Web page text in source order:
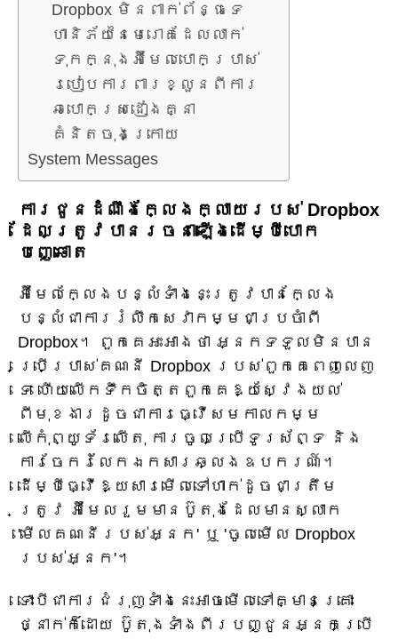
Dropbox មិនពាក់ព័ន្ធទេ
ហានិភ័យនៃមេរោគដែលលាក់
ទុកក្នុងអ៊ីមែលបោកប្រាស់
របៀបការពារខ្លួនពីការ
ឆបោកស្រដៀងគ្នា
គំនិតចុងក្រោយ
System Messages
ការជូនដំណឹងក្លែងក្លាយរបស់ Dropbox
ដែលត្រូវបានរចនាឡើងដើម្បីបោក
បញ្ឆោត
អ៊ីមែលក្លែងបន្លំទាំងនេះត្រូវបានក្លែង
បន្លំជាការរំលឹកសេវាកម្មជាប្រចាំពី
Dropbox។ ពួកគេអះអាងថា អ្នកទទួលមិនបាន
ប្រើប្រាស់គណនី Dropbox របស់ពួកគេពេញលេញ
ទេ ហើយលើកទឹកចិត្តពួកគេឱ្យស្វែងយល់
ពីមុខងារដូចជាការធ្វើសមកាលកម្ម
លើកុំព្យូទ័រលើតុ ការចូលប្រើទូរស័ព្ទ និង
ការចែករំលែកឯកសារឆ្លងឧបករណ៍។
ដើម្បីធ្វើឱ្យសារមើលទៅហាក់ដូចជាត្រឹម
ត្រូវ អ៊ីមែលរួមមានប៊ូតុងដែលមានស្លាក
'មើលគណនីរបស់អ្នក' ឬ 'ចូលមើល Dropbox
របស់អ្នក'។
ទោះបីជាការជំរុញទាំងនេះអាចមើលទៅគ្មានគ្រោះ
ថ្នាក់ក៏ដោយ ប៊ូតុងទាំងពីរបញ្ជូនអ្នកប្រើ